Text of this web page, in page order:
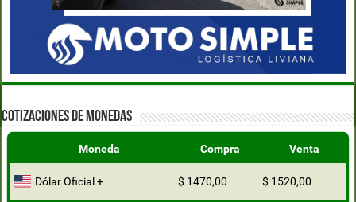
COTIZACIONES DE MONEDAS
Moneda Compra Venta
Dólar Oficial + $ 1470,00 $ 1520,00